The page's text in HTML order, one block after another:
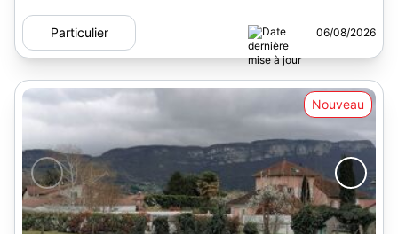
Particulier 06/08/2026
Nouveau